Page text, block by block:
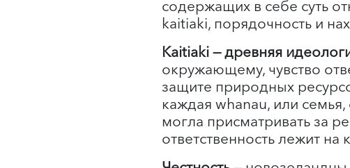
содержащих в себе суть
kaitiaki, порядочность и
Kaitiaki — древняя
окружающему, чувство
защите природных
каждая whanau, или
могла присматривать за
ответственность лежит